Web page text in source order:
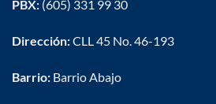
PBX:(605) 331 99 30
Dirección:CLL 45 No. 46-193
Barrio:Barrio Abajo